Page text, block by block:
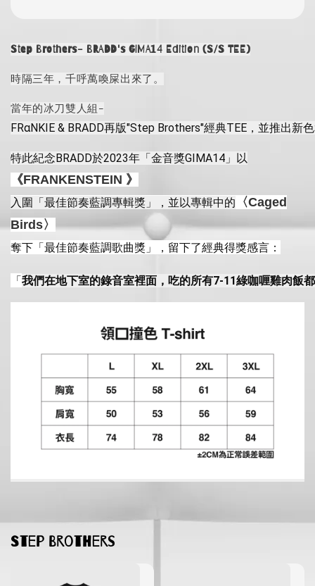
Step Brothers- BRADD's GIMA14 Edition (S/S TEE)
時隔三年，千呼萬喚屎出來了。
當年的冰刀雙人組-
FRαNKIE & BRADD再版"Step Brothers"經典TEE，並推出新
特此紀念BRADD於2023年「金音獎GIMA14」以
《FRANKENSTEIN 》
入圍「最佳節奏藍調專輯獎」，並以專輯中的 〈Caged
Birds〉
奪下「最佳節奏藍調歌曲獎」，留下了經典得獎感言：
「我們在地下室的錄音室裡面，吃的所有7-11綠咖喱雞肉飯
Step Brothers